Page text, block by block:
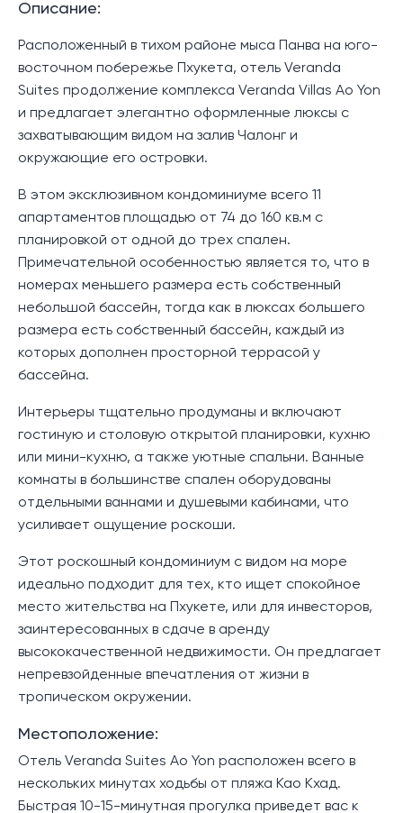
Описание:
Расположенный в тихом районе мыса Панва на юго-
восточном побережье Пхукета, отель Veranda
Suites продолжение комплекса Veranda Villas Ao Yon
и предлагает элегантно оформленные люксы с
захватывающим видом на залив Чалонг и
окружающие его островки.
В этом эксклюзивном кондоминиуме всего 11
апартаментов площадью от 74 до 160 кв.м с
планировкой от одной до трех спален.
Примечательной особенностью является то, что в
номерах меньшего размера есть собственный
небольшой бассейн, тогда как в люксах большего
размера есть собственный бассейн, каждый из
которых дополнен просторной террасой у
бассейна.
Интерьеры тщательно продуманы и включают
гостиную и столовую открытой планировки, кухню
или мини-кухню, а также уютные спальни. Ванные
комнаты в большинстве спален оборудованы
отдельными ваннами и душевыми кабинами, что
усиливает ощущение роскоши.
Этот роскошный кондоминиум с видом на море
идеально подходит для тех, кто ищет спокойное
место жительства на Пхукете, или для инвесторов,
заинтересованных в сдаче в аренду
высококачественной недвижимости. Он предлагает
непревзойденные впечатления от жизни в
тропическом окружении.
Местоположение:
Отель Veranda Suites Ao Yon расположен всего в
нескольких минутах ходьбы от пляжа Као Кхад.
Быстрая 10-15-минутная прогулка приведет вас к